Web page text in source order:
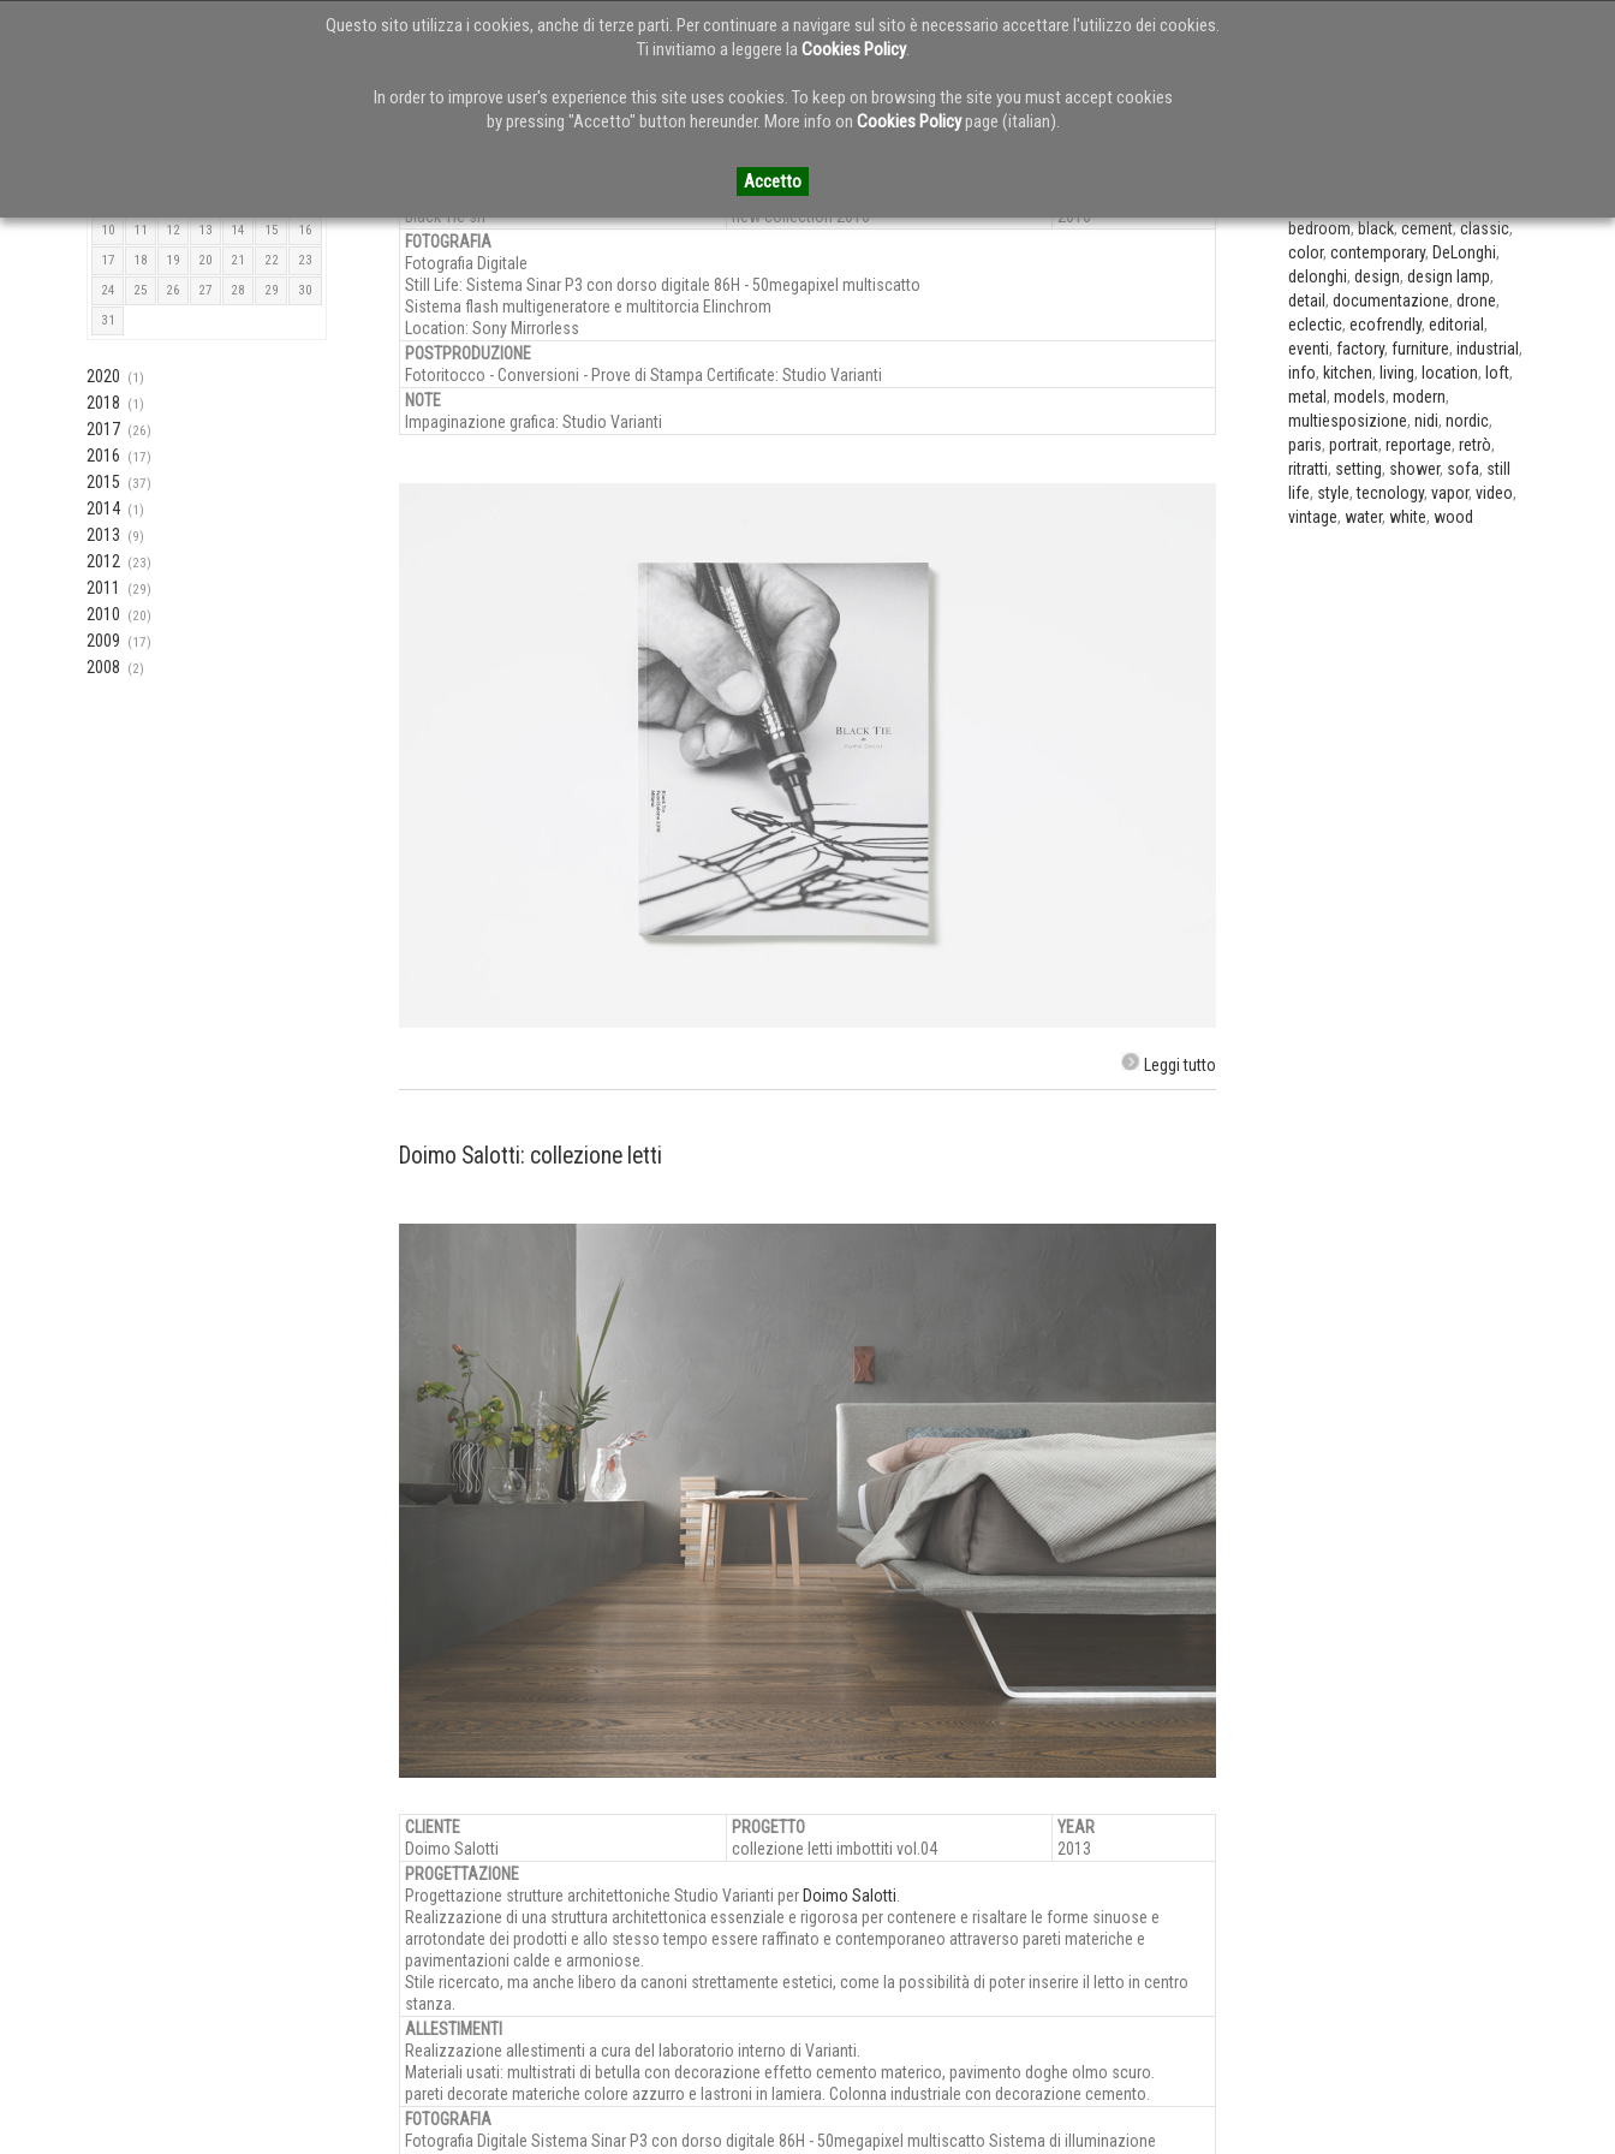
Questo sito utilizza i cookies, anche di terze parti. Per continuare a navigare sul sito è necessario accettare l'utilizzo dei cookies.
Ti invitiamo a leggere la Cookies Policy.
In order to improve user's experience this site uses cookies. To keep on browsing the site you must accept cookies
by pressing "Accetto" button hereunder. More info on Cookies Policypage (italian).
Accetto
10
11 12 13 14 15
16
17
18 19 20 21 22
23
24
25 26 27 28 29
30
31
2020 (1)
2018 (1)
2017 (26)
2016 (17)
2015 (37)
2014 (1)
2013 (9)
2012 (23)
2011 (29)
2010 (20)
2009 (17)
2008 (2)
Black Tie - new collection 2016
Black Tie srl
PROGETTO
new collection 2016
2016
FOTOGRAFIA
Fotografia Digitale
Still Life: Sistema Sinar P3 con dorso digitale 86H - 50megapixel multiscatto
Sistema flash multigeneratore e multitorcia Elinchrom
Location: Sony Mirrorless
POSTPRODUZIONE
Fotoritocco - Conversioni - Prove di Stampa Certificate: Studio Varianti
NOTE
Impaginazione grafica: Studio Varianti
Leggi tutto
Doimo Salotti: collezione letti
CLIENTE
Doimo Salotti
PROGETTO
collezione letti imbottiti vol.04
YEAR
2013
PROGETTAZIONE
Progettazione strutture architettoniche Studio Varianti per Doimo Salotti.
Realizzazione di una struttura architettonica essenziale e rigorosa per contenere e risaltare le forme sinuose e
arrotondate dei prodotti e allo stesso tempo essere raffinato e contemporaneo attraverso pareti materiche e
pavimentazioni calde e armoniose.
Stile ricercato, ma anche libero da canoni strettamente estetici, come la possibilità di poter inserire il letto in centro
stanza.
ALLESTIMENTI
Realizzazione allestimenti a cura del laboratorio interno di Varianti.
Materiali usati: multistrati di betulla con decorazione effetto cemento materico, pavimento doghe olmo scuro.
pareti decorate materiche colore azzurro e lastroni in lamiera. Colonna industriale con decorazione cemento.
FOTOGRAFIA
Fotografia Digitale Sistema Sinar P3 con dorso digitale 86H - 50megapixel multiscatto Sistema di illuminazione
bedroom,black,cement,classic,
color, contemporary, DeLonghi,
delonghi, design, design lamp,
detail , documentazione, drone,
eclectic, ecofrendly, editorial ,
eventi, factory, furniture, industrial ,
info, kitchen, living, location, loft,
metal , models, modern,
multiesposizione, nidi, nordic,
paris, portrait, reportage, retrò,
ritratti, setting, shower, sofa, still
life, style,tecnology, vapor, video,
vintage, water, white, wood